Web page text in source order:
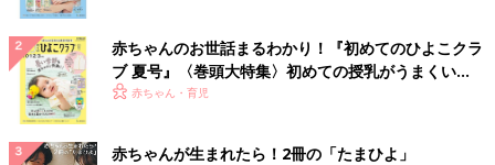
ファストファッションのブランドをMIXする
全身同じブランドでコーディネートしてしまうと、いかにも
「◯◯◯の服着てます！！」感が出てしまいます。
そこでオススメなのは、
プラアイテムのブランドをミックスして着るという方法です！
赤ちゃんのお世話まるわかり！『初めてのひよこクラ
ブ 夏号』〈巻頭大特集〉初めての授乳がうまくい
く！ おっぱい・ミルクの基本と夏のトラブル 解決テ
赤ちゃん・育児
赤ちゃんが生まれたら！2冊の「たまひよ」